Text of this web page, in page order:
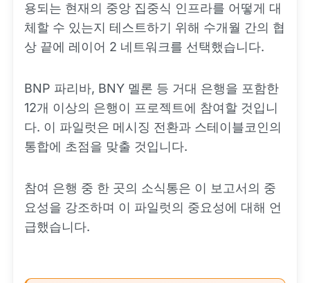
용되는 현재의 중앙 집중식 인프라를 어떻게 대
체할 수 있는지 테스트하기 위해 수개월 간의 협
상 끝에 레이어 2 네트워크를 선택했습니다.
BNP 파리바, BNY 멜론 등 거대 은행을 포함한
12개 이상의 은행이 프로젝트에 참여할 것입니
다. 이 파일럿은 메시징 전환과 스테이블코인의
통합에 초점을 맞출 것입니다.
참여 은행 중 한 곳의 소식통은 이 보고서의 중
요성을 강조하며 이 파일럿의 중요성에 대해 언
급했습니다.